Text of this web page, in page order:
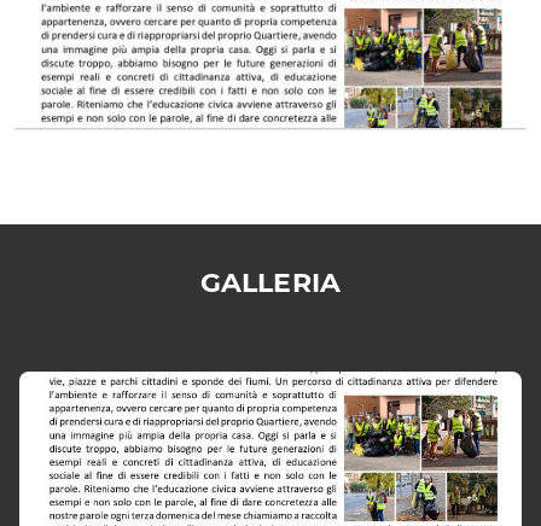
GALLERIA
navigare
le
slide
utilizzando
i
tasti
freccia